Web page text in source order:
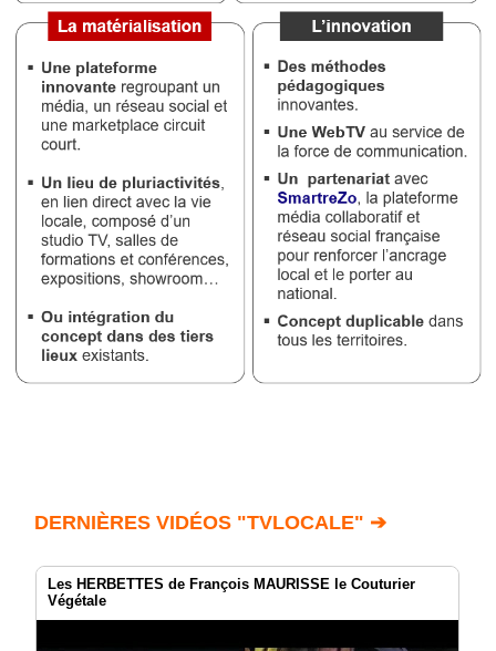
DERNIÈRES VIDÉOS "TVLOCALE" ➔
Les HERBETTES de François MAURISSE le Couturier
Végétale